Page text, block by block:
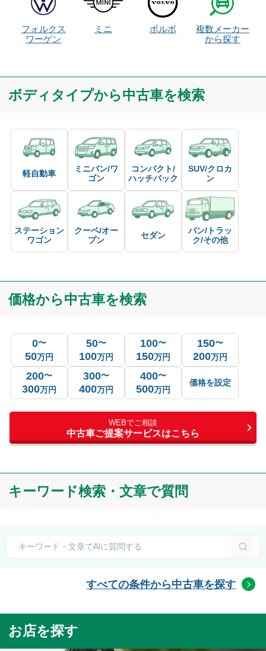
フォルクス
ワーゲン
ミニ ボルボ
複数メーカー
から探す
ボディタイプから中古車を検索
軽自動車
ミニバン/ワ
ゴン
コンパクト/
ハッチバック
SUV/クロカ
ン
ステーション
ワゴン
クーペ/オー
プン
セダン
バン/トラッ
ク/その他
価格から中古車を検索
0〜
50万円
50〜
100万円
100〜
150万円
150〜
200万円
200〜
300万円
300〜
400万円
400〜
500万円
価格を設定
WEBでご相談
中古車ご提案サービスはこちら
キーワード検索・文章で質問
すべての条件から中古車を探す
お店を探す